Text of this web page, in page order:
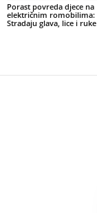
Porast povreda djece na
električnim romobilima:
Stradaju glava, lice i ruke